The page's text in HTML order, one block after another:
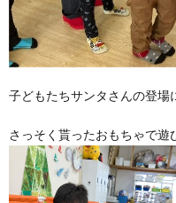
子どもたちサンタさんの登
さっそく貰ったおもちゃで遊